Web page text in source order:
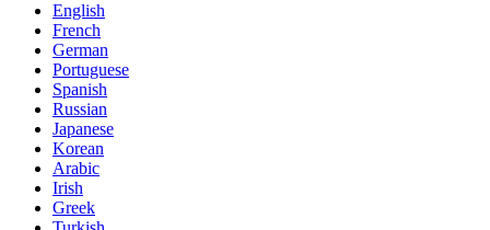
English
French
German
Portuguese
Spanish
Russian
Japanese
Korean
Arabic
Irish
Greek